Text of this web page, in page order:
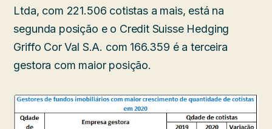
Ltda, com 221.506 cotistas a mais, está na
segunda posição e o Credit Suisse Hedging
Griffo Cor Val S.A. com 166.359 é a terceira
gestora com maior posição.